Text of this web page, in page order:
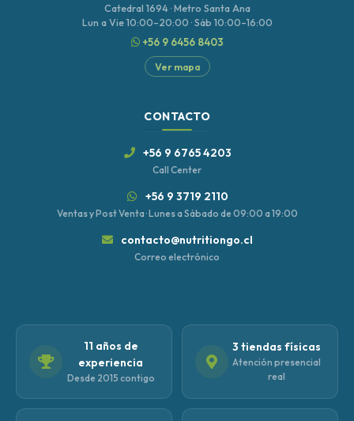
Catedral 1694 · Metro Santa Ana
Lun a Vie 10:00–20:00 · Sáb 10:00–16:00
+56 9 6456 8403
Ver mapa
CONTACTO
+56 9 6765 4203
Call Center
+56 9 3719 2110
Ventas y Post Venta · Lunes a Sábado de 09:00 a 19:00
contacto@nutritiongo.cl
Correo electrónico
11 años de
experiencia
Desde 2015 contigo
3 tiendas físicas
Atención presencial
real